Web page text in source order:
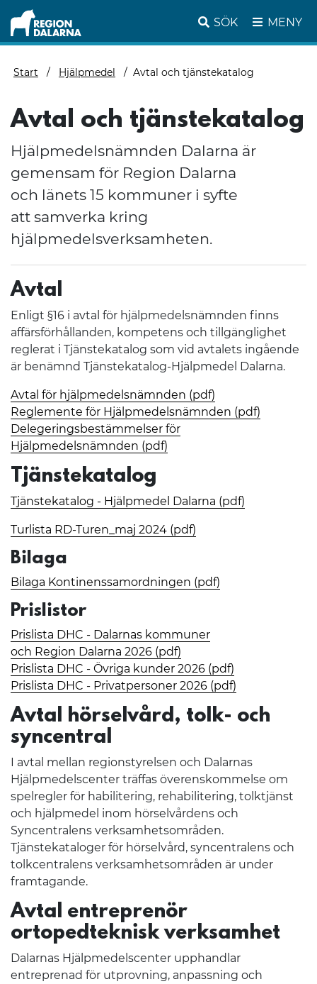
SÖK MENY
Start Hjälpmedel Avtal och tjänstekatalog
Avtal och tjänstekatalog
Hjälpmedelsnämnden Dalarna är
gemensam för Region Dalarna
och länets 15 kommuner i syfte
att samverka kring
hjälpmedelsverksamheten.
Avtal
Enligt §16 i avtal för hjälpmedelsnämnden finns
affärsförhållanden, kompetens och tillgänglighet
reglerat i Tjänstekatalog som vid avtalets ingående
är benämnd Tjänstekatalog-Hjälpmedel Dalarna.
Avtal för hjälpmedelsnämnden (pdf)
Reglemente för Hjälpmedelsnämnden (pdf)
Delegeringsbestämmelser för
Hjälpmedelsnämnden (pdf)
Tjänstekatalog
Tjänstekatalog - Hjälpmedel Dalarna (pdf)
Turlista RD-Turen_maj 2024 (pdf)
Bilaga
Bilaga Kontinenssamordningen (pdf)
Prislistor
Prislista DHC - Dalarnas kommuner
och Region Dalarna 2026 (pdf)
Prislista DHC - Övriga kunder 2026 (pdf)
Prislista DHC - Privatpersoner 2026 (pdf)
Avtal hörselvård, tolk- och
syncentral
I avtal mellan regionstyrelsen och Dalarnas
Hjälpmedelscenter träffas överenskommelse om
spelregler för habilitering, rehabilitering, tolktjänst
och hjälpmedel inom hörselvårdens och
Syncentralens verksamhetsområden.
Tjänstekataloger för hörselvård, syncentralens och
tolkcentralens verksamhetsområden är under
framtagande.
Avtal entreprenör
ortopedteknisk verksamhet
Dalarnas Hjälpmedelscenter upphandlar
entreprenad för utprovning, anpassning och